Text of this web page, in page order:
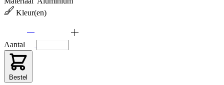
Kleur(en)
Aantal
Bestel